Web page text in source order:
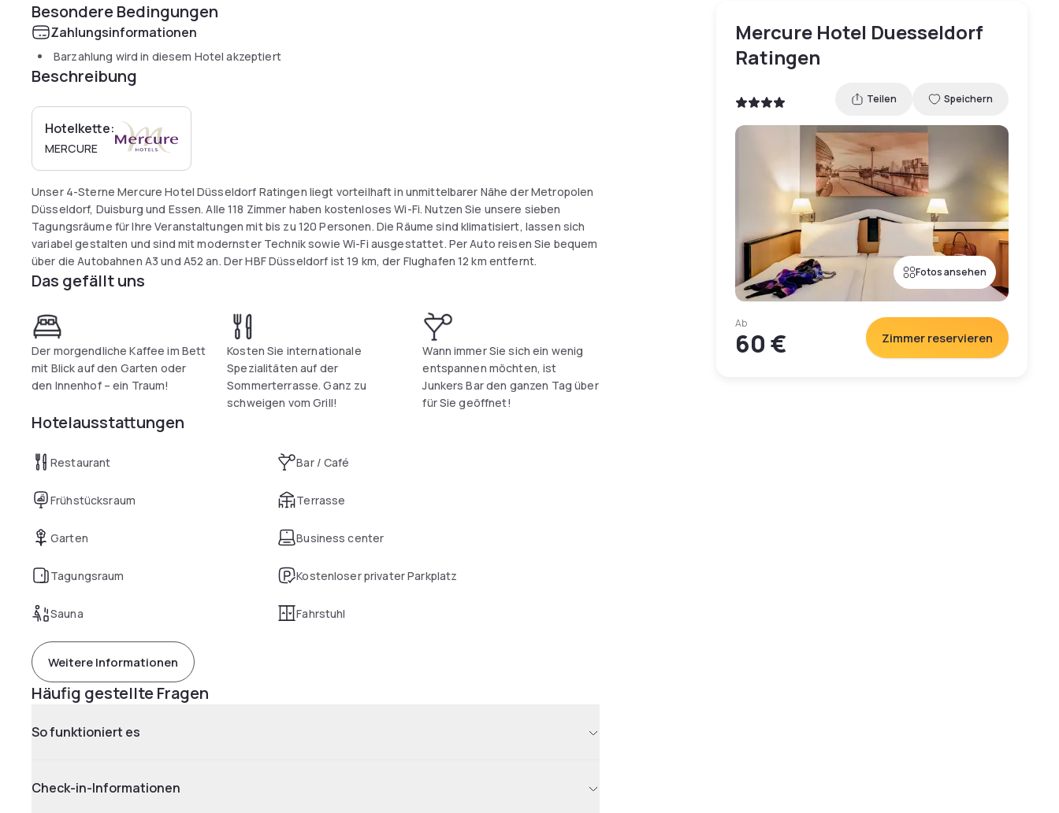
Besondere Bedingungen
Zahlungsinformationen
Barzahlung wird in diesem Hotel akzeptiert
Beschreibung
Hotelkette:
MERCURE
Unser 4-Sterne Mercure Hotel Düsseldorf Ratingen liegt vorteilhaft in unmittelbarer Nähe der Metropolen
Düsseldorf, Duisburg und Essen. Alle 118 Zimmer haben kostenloses Wi-Fi. Nutzen Sie unsere sieben
Tagungsräume für Ihre Veranstaltungen mit bis zu 120 Personen. Die Räume sind klimatisiert, lassen sich
variabel gestalten und sind mit modernster Technik sowie Wi-Fi ausgestattet. Per Auto reisen Sie bequem
über die Autobahnen A3 und A52 an. Der HBF Düsseldorf ist 19 km, der Flughafen 12 km entfernt.
Das gefällt uns
Der morgendliche Kaffee im Bett
mit Blick auf den Garten oder
den Innenhof – ein Traum!
Kosten Sie internationale
Spezialitäten auf der
Sommerterrasse. Ganz zu
schweigen vom Grill!
Wann immer Sie sich ein wenig
entspannen möchten, ist
Junkers Bar den ganzen Tag über
für Sie geöffnet!
Hotelausstattungen
Restaurant Bar / Café
Frühstücksraum Terrasse
Garten Business center
Tagungsraum Kostenloser privater Parkplatz
Sauna Fahrstuhl
Weitere Informationen
Häufig gestellte Fragen
So funktioniert es
Check-in-Informationen
Mercure Hotel Duesseldorf
Ratingen
Teilen Speichern
Fotos ansehen
Ab
60 € Zimmer reservieren